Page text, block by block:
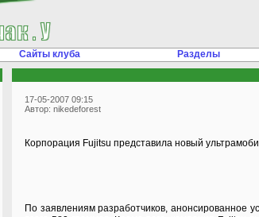
Сайты клуба Разделы
17-05-2007 09:15
Автор: nikedeforest
Корпорация Fujitsu представила новый
По заявлениям разработчиков, анонсированное